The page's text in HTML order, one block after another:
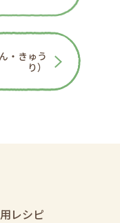
・きゅう
り）
レシピ